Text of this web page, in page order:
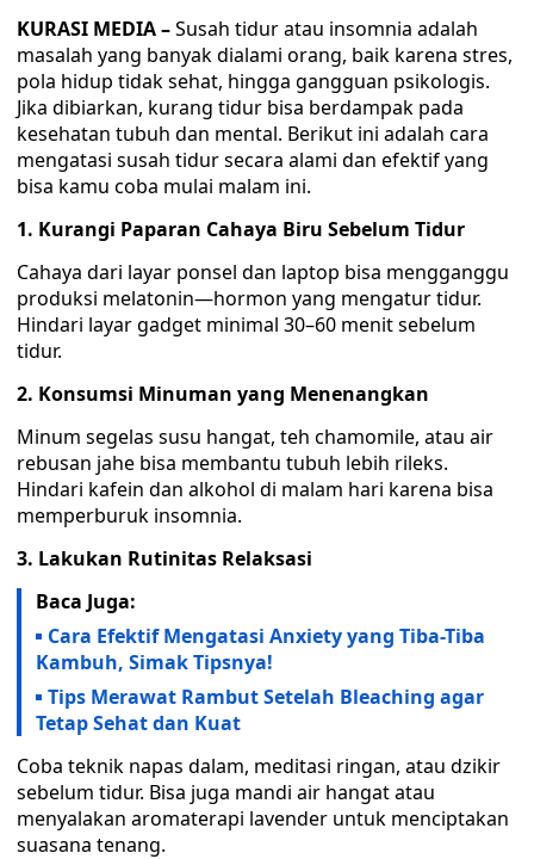
KURASI MEDIA –Susah tidur atau insomnia adalah
masalah yang banyak dialami orang, baik karena stres,
pola hidup tidak sehat, hingga gangguan psikologis.
Jika dibiarkan, kurang tidur bisa berdampak pada
kesehatan tubuh dan mental. Berikut ini adalah cara
mengatasi susah tidur secara alami dan efektif yang
bisa kamu coba mulai malam ini.
1. Kurangi Paparan Cahaya Biru Sebelum Tidur
Cahaya dari layar ponsel dan laptop bisa mengganggu
produksi melatonin—hormon yang mengatur tidur.
Hindari layar gadget minimal 30–60 menit sebelum
tidur.
2. Konsumsi Minuman yang Menenangkan
Minum segelas susu hangat, teh chamomile, atau air
rebusan jahe bisa membantu tubuh lebih rileks.
Hindari kafein dan alkohol di malam hari karena bisa
memperburuk insomnia.
3. Lakukan Rutinitas Relaksasi
Baca Juga:
Cara Efektif Mengatasi Anxiety yang Tiba-Tiba
Kambuh, Simak Tipsnya!
Tips Merawat Rambut Setelah Bleaching agar
Tetap Sehat dan Kuat
Coba teknik napas dalam, meditasi ringan, atau dzikir
sebelum tidur. Bisa juga mandi air hangat atau
menyalakan aromaterapi lavender untuk menciptakan
suasana tenang.